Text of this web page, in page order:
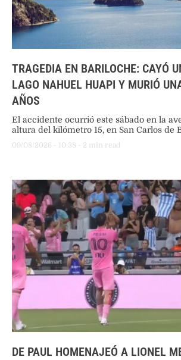
TRAGEDIA EN BARILOCHE: CAYÓ
LAGO NAHUEL HUAPI Y MURIÓ
AÑOS
El accidente ocurrió este sábado en la
altura del kilómetro 15, en San Carlos de
09/08/2026 - 10:38 - 2 min read
DE PAUL HOMENAJEÓ A LIONEL